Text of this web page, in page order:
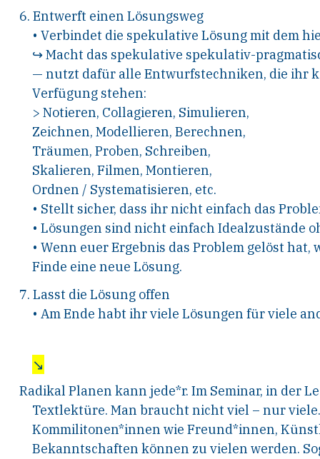
6. Entwerft einen Lösungsweg
• Verbindet die spekulative Lösung mit demh
↪Macht das spekulative spekulativ-
— nutzt dafür alle Entwurfstechniken, die ihr
Verfügung stehen:
> Notieren, Collagieren, Simulieren,
Zeichnen, Modellieren, Berechnen,
Träumen, Proben, Schreiben,
Skalieren, Filmen, Montieren,
Ordnen / Systematisieren, etc.
• Stellt sicher, dass ihr nicht einfach das
• Lösungen sind nicht einfach Idealzustände
• Wenn euerErgebnis das Problem gelöst hat,
Finde eine neue Lösung.
7. Lasst die Lösung offen
• Am Ende habt ihr viele Lösungen für viele
↘
Radikal Planen kann jede*r. Im Seminar, in der
Textlektüre. Man braucht nicht viel – nur
Kommilitonen*innen wie Freund*innen,
Bekanntschaften können zu vielen werden.